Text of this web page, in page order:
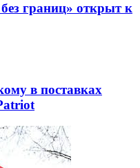
границ» открыт к
в поставках